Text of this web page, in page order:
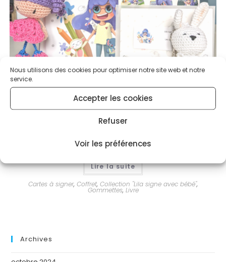
Nous utilisons des cookies pour optimiser notre site web et notre
service.
Accepter les cookies
Refuser
Voir les préférences
Lire la suite
Cartes à signer, Coffret, Collection "Lila signe avec bébé",
Gommettes, Livre
Archives